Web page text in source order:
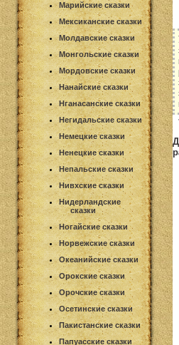
Марийские сказки
Мексиканские сказки
Молдавские сказки
Монгольские сказки
Мордовские сказки
Нанайские сказки
Нганасанские сказки
Негидальские сказки
Немецкие сказки
Ненецкие сказки
Непальские сказки
Нивхские сказки
Нидерландские
сказки
Ногайские сказки
Норвежские сказки
Океанийские сказки
Орокские сказки
Орочские сказки
Осетинские сказки
Пакистанские сказки
Папуасские сказки